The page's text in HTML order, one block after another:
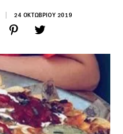
24 ΟΚΤΩΒΡΙΟΥ 2019